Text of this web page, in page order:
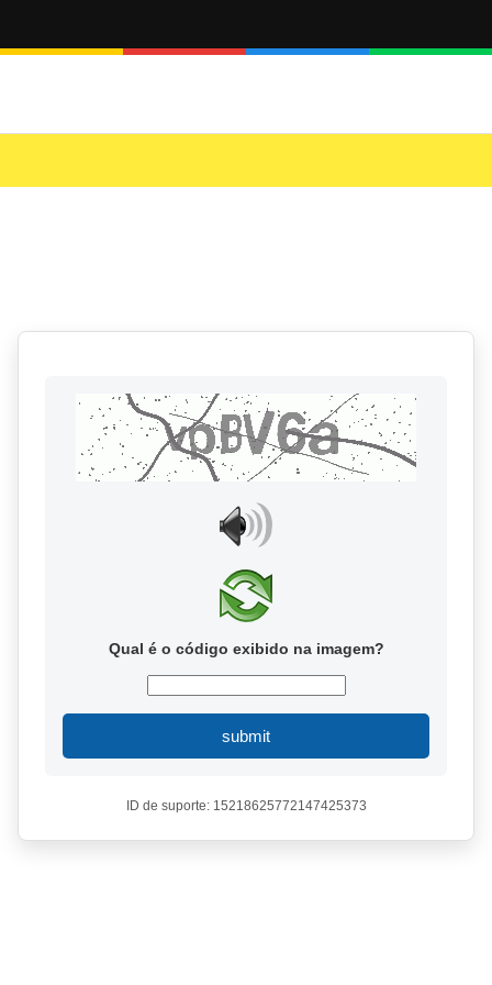
Qual é o código exibido na imagem?
submit
ID de suporte: 15218625772147425373